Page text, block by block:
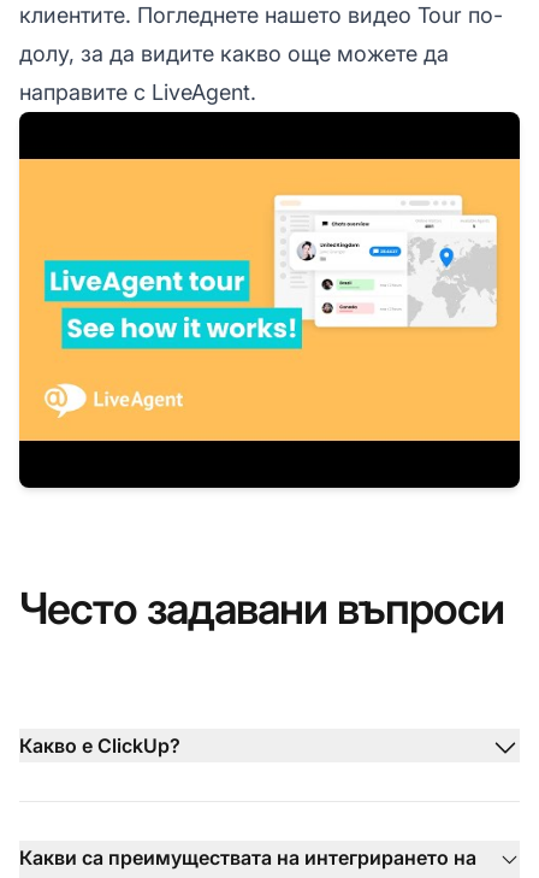
клиентите. Погледнете нашето видео Tour по-
долу, за да видите какво още можете да
направите с LiveAgent.
Често задавани въпроси
Какво е ClickUp?
Какви са преимуществата на интегрирането на